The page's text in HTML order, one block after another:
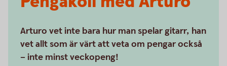
Arturo vet inte bara hur man spelar gitarr, han
vet allt som är värt att veta om pengar också
– inte minst veckopeng!